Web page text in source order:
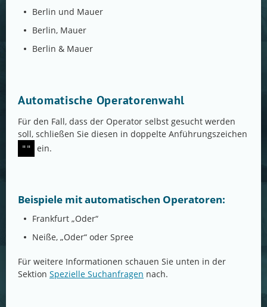
Berlin und Mauer
Berlin, Mauer
Berlin & Mauer
Automatische Operatorenwahl
Für den Fall, dass der Operator selbst gesucht werden
soll, schließen Sie diesen in doppelte Anführungszeichen
"" ein.
Beispiele mit automatischen Operatoren:
Frankfurt „Oder“
Neiße, „Oder“ oder Spree
Für weitere Informationen schauen Sie unten in der
Sektion Spezielle Suchanfragen nach.